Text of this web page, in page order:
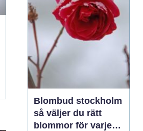
Blombud stockholm
så väljer du rätt
blommor för varje